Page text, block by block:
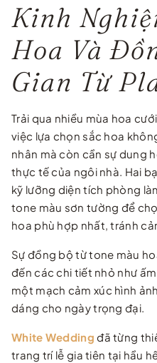
Kinh
Hoa Và
Gian Từ
Trải qua nhiều mùa hoa
việc lựa chọn sắc hoa
nhân mà còn cần sự dung
thực tế của ngôi nhà. Hai
kỹ lưỡng diện tích phòng
tone màu sơn tường để
hoa phù hợp nhất, tránh
Sự đồng bộ từ tone màu
đến các chi tiết nhỏ như
một mạch cảm xúc hình
dáng cho ngày trọng đại.
White Wedding đã từng
trang trí lễ gia tiên tại hầu